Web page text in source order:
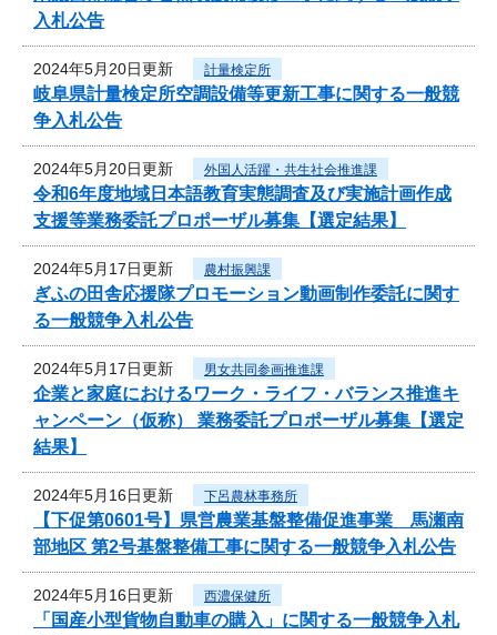
入札公告
2024年5月20日更新 計量検定所
岐阜県計量検定所空調設備等更新工事に関する一般競
争入札公告
2024年5月20日更新 外国人活躍・共生社会推進課
令和6年度地域日本語教育実態調査及び実施計画作成
支援等業務委託プロポーザル募集【選定結果】
2024年5月17日更新 農村振興課
ぎふの田舎応援隊プロモーション動画制作委託に関す
る一般競争入札公告
2024年5月17日更新 男女共同参画推進課
企業と家庭におけるワーク・ライフ・バランス推進キ
ャンペーン（仮称） 業務委託プロポーザル募集【選定
結果】
2024年5月16日更新 下呂農林事務所
【下促第0601号】県営農業基盤整備促進事業 馬瀬南
部地区 第2号基盤整備工事に関する一般競争入札公告
2024年5月16日更新 西濃保健所
「国産小型貨物自動車の購入」に関する一般競争入札